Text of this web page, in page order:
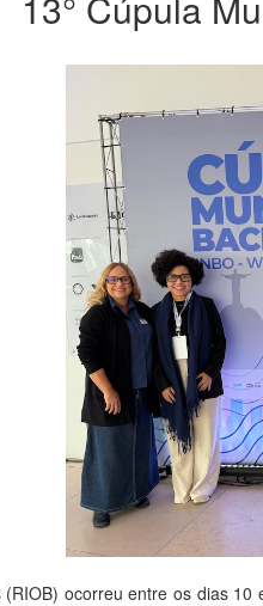
ocorreu entre os dias